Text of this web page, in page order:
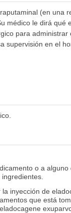
(en una
médico le dirá qué
para administrar
supervisión en el
o a alguno
inyección de
que está